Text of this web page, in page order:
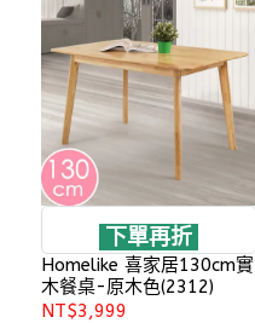
下單再折
Homelike 喜家居130cm實
木餐桌-原木色(2312)
NT$3,999